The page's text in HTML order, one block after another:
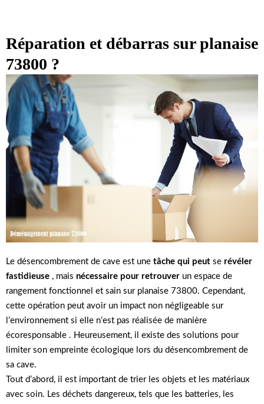
Réparation et débarras sur planaise
73800 ?
Le désencombrement de cave est une tâche qui peut se révéler
fastidieuse , mais nécessaire pour retrouver un espace de
rangement fonctionnel et sain sur planaise 73800. Cependant,
cette opération peut avoir un impact non négligeable sur
l’environnement si elle n’est pas réalisée de manière
écoresponsable . Heureusement, il existe des solutions pour
limiter son empreinte écologique lors du désencombrement de
sa cave.
Tout d’abord, il est important de trier les objets et les matériaux
avec soin. Les déchets dangereux, tels que les batteries, les